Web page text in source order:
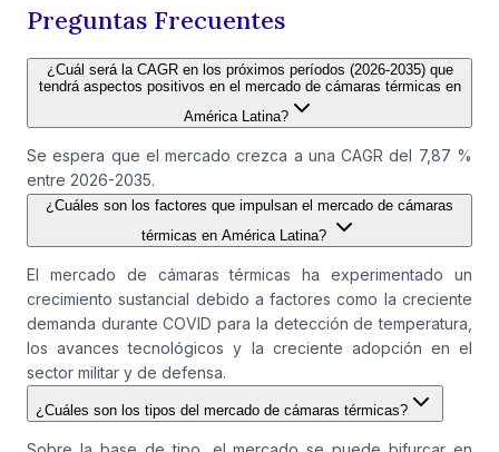
Preguntas Frecuentes
¿Cuál será la CAGR en los próximos períodos (2026-2035) que
tendrá aspectos positivos en el mercado de cámaras térmicas en
América Latina?
Se espera que el mercado crezca a una CAGR del 7,87 %
entre 2026-2035.
¿Cuáles son los factores que impulsan el mercado de cámaras
térmicas en América Latina?
El mercado de cámaras térmicas ha experimentado un
crecimiento sustancial debido a factores como la creciente
demanda durante COVID para la detección de temperatura,
los avances tecnológicos y la creciente adopción en el
sector militar y de defensa.
¿Cuáles son los tipos del mercado de cámaras térmicas?